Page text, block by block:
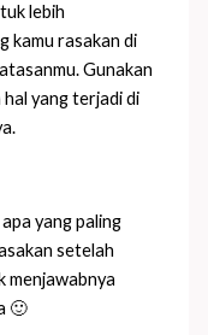
lebih
kamu rasakan di
Gunakan
yang terjadi di
yang paling
setelah
menjawabnya
🙂